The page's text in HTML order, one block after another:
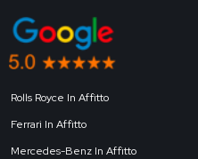
Rolls Royce In Affitto
Ferrari In Affitto
Mercedes-Benz In Affitto